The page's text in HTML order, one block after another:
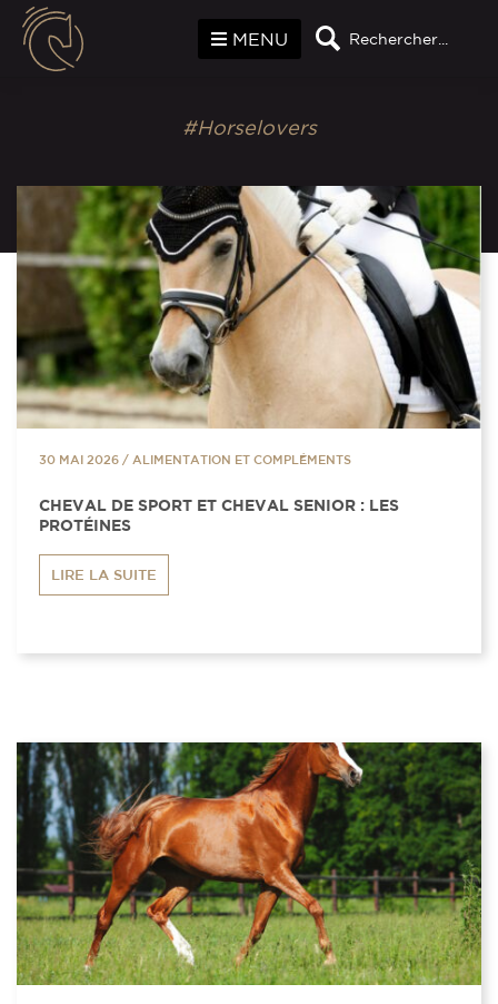
Rechercher...
MENU
#Horselovers
30 MAI 2026 / ALIMENTATION ET COMPLÉMENTS
CHEVAL DE SPORT ET CHEVAL SENIOR : LES
PROTÉINES
LIRE LA SUITE
Panneau de gestion des cookies